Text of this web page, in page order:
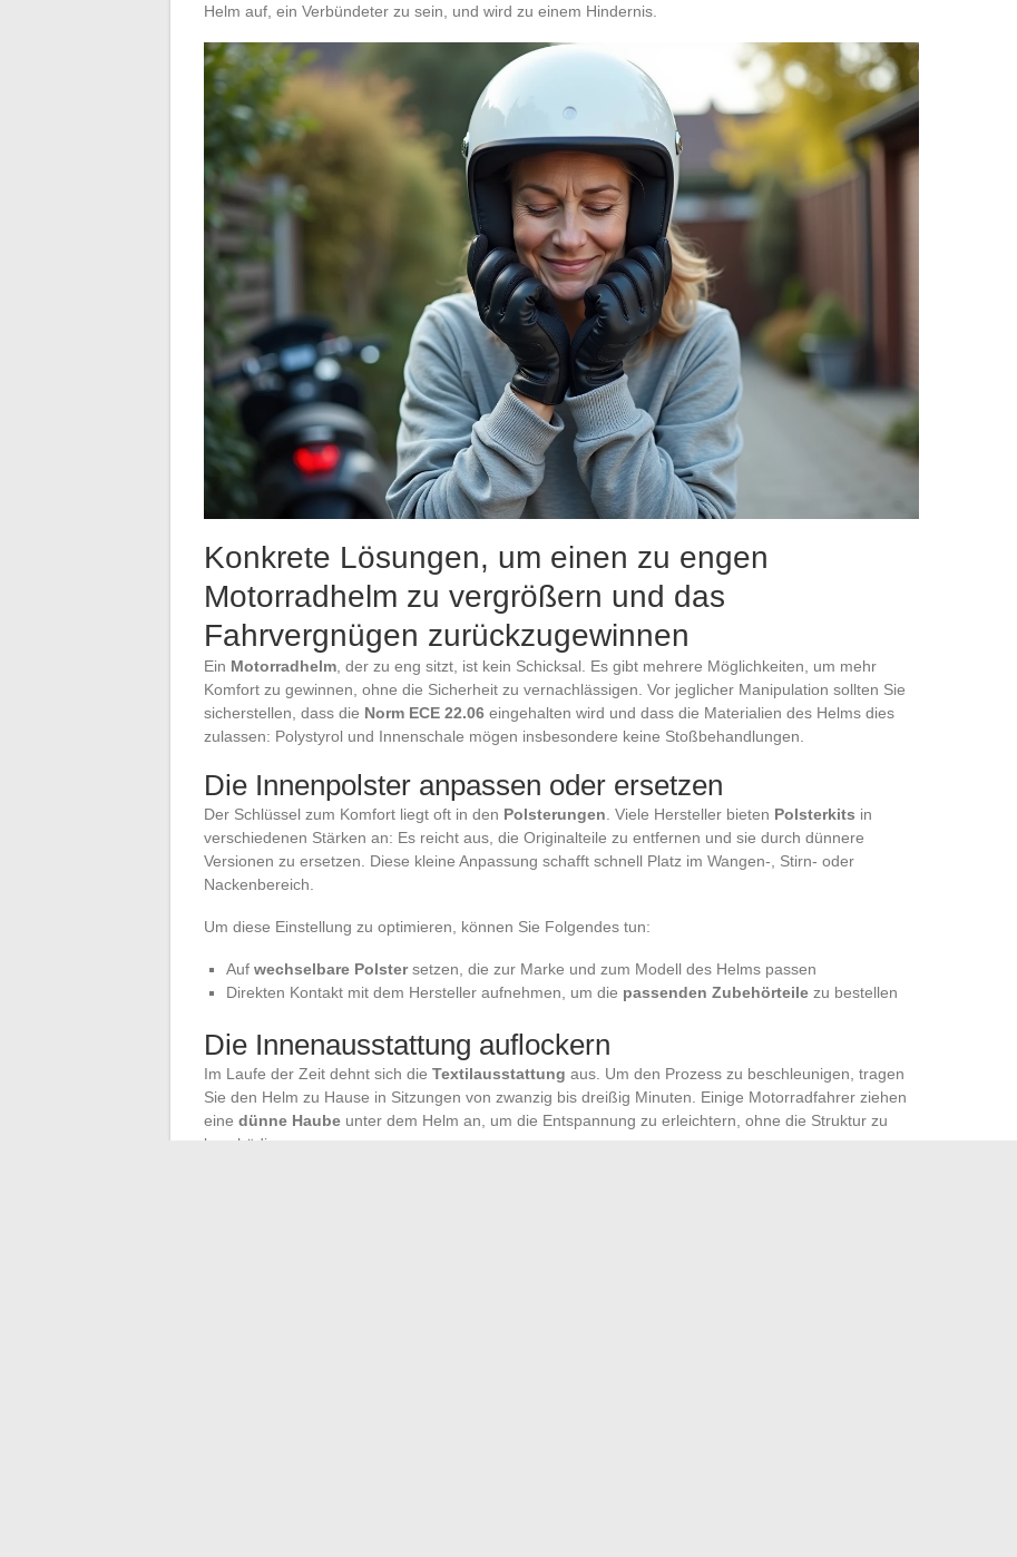
Helm auf, ein Verbündeter zu sein, und wird zu einem Hindernis.
Konkrete Lösungen, um einen zu engen
Motorradhelm zu vergrößern und das
Fahrvergnügen zurückzugewinnen
Ein Motorradhelm , der zu eng sitzt, ist kein Schicksal. Es gibt mehrere Möglichkeiten, um mehr
Komfort zu gewinnen, ohne die Sicherheit zu vernachlässigen. Vor jeglicher Manipulation sollten Sie
sicherstellen, dass die Norm ECE 22.06 eingehalten wird und dass die Materialien des Helms dies
zulassen: Polystyrol und Innenschale mögen insbesondere keine Stoßbehandlungen.
Die Innenpolster anpassen oder ersetzen
Der Schlüssel zum Komfort liegt oft in den Polsterungen . Viele Hersteller bieten Polsterkits in
verschiedenen Stärken an: Es reicht aus, die Originalteile zu entfernen und sie durch dünnere
Versionen zu ersetzen. Diese kleine Anpassung schafft schnell Platz im Wangen-, Stirn- oder
Nackenbereich.
Um diese Einstellung zu optimieren, können Sie Folgendes tun:
Auf wechselbare Polstersetzen, die zur Marke und zum Modell des Helms passen
Direkten Kontakt mit dem Hersteller aufnehmen, um die passenden Zubehörteile zu bestellen
Die Innenausstattung auflockern
Im Laufe der Zeit dehnt sich die Textilausstattung aus. Um den Prozess zu beschleunigen, tragen
Sie den Helm zu Hause in Sitzungen von zwanzig bis dreißig Minuten. Einige Motorradfahrer ziehen
eine dünne Haube unter dem Helm an, um die Entspannung zu erleichtern, ohne die Struktur zu
beschädigen.